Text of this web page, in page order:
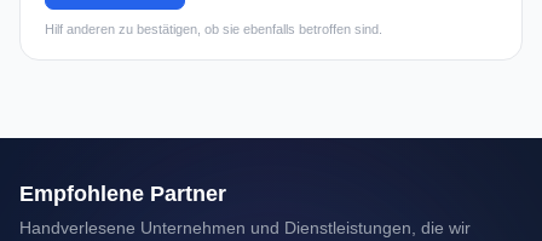
Hilf anderen zu bestätigen, ob sie ebenfalls betroffen sind.
Empfohlene Partner
Handverlesene Unternehmen und Dienstleistungen, die wir